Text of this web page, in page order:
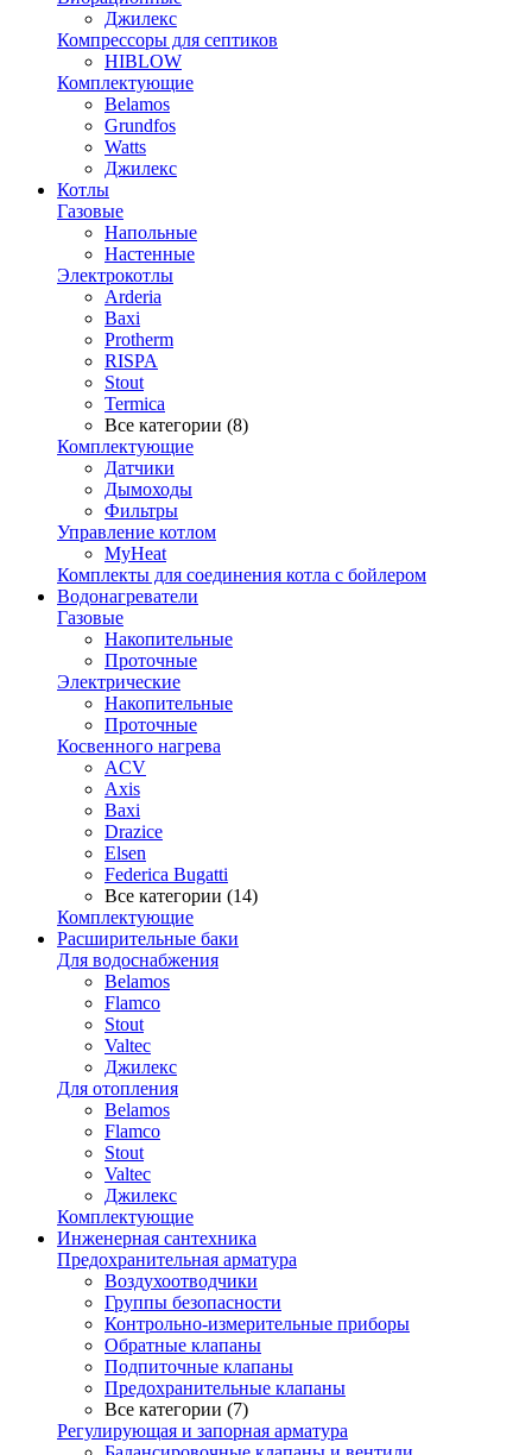
Джилекс
Компрессоры для септиков
HIBLOW
Комплектующие
Belamos
Grundfos
Watts
Джилекс
Котлы
Газовые
Напольные
Настенные
Электрокотлы
Arderia
Baxi
Protherm
RISPA
Stout
Termica
Все категории (8)
Комплектующие
Датчики
Дымоходы
Фильтры
Управление котлом
MyHeat
Комплекты для соединения котла с бойлером
Водонагреватели
Газовые
Накопительные
Проточные
Электрические
Накопительные
Проточные
Косвенного нагрева
ACV
Axis
Baxi
Drazice
Elsen
Federica Bugatti
Все категории (14)
Комплектующие
Расширительные баки
Для водоснабжения
Belamos
Flamco
Stout
Valtec
Джилекс
Для отопления
Belamos
Flamco
Stout
Valtec
Джилекс
Комплектующие
Инженерная сантехника
Предохранительная арматура
Воздухоотводчики
Группы безопасности
Контрольно-измерительные приборы
Обратные клапаны
Подпиточные клапаны
Предохранительные клапаны
Все категории (7)
Регулирующая и запорная арматура